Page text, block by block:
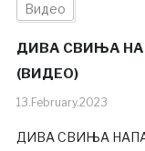
Видео
ДИВА СВИЊА
(ВИДЕО)
13.February.2023
ДИВА СВИЊА